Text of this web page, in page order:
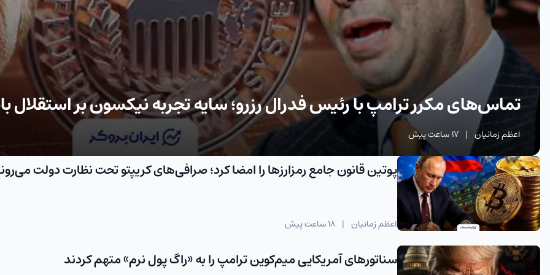
تماس‌های مکرر ترامپ با رئیس فدرال رزرو؛ سایه تجربه نیکسون بر استقلال
اعظم زمانیان | 17 ساعت پیش
پوتین قانون جامع رمزارزها را امضا کرد؛ صرافی‌های کریپتو تحت نظارت دولت
اعظم زمانیان | 18 ساعت پیش
سناتورهای آمریکایی میم‌کوین ترامپ را به «راگ‌ پول نرم» متهم کردند